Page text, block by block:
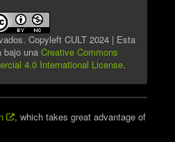
Copyleft CULT 2024 | Esta
bajo una Creative Commons
4.0 International License.
, which takes great advantage of